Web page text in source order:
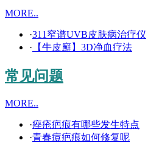
MORE..
·311窄谱UVB皮肤病治疗仪
· 【牛皮廯】3D净血疗法
常见问题
MORE..
·痤疮疤痕有哪些发生特点
·青春痘疤痕如何修复呢